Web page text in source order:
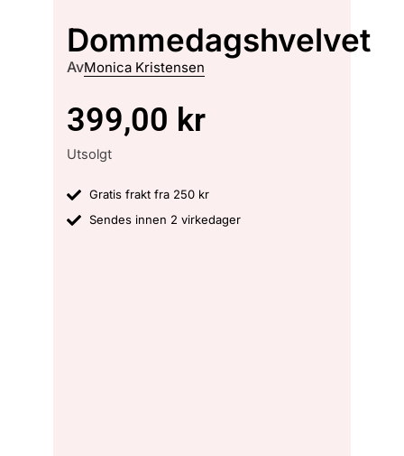
Dommedagshvelvet
AvMonica Kristensen
399,00 kr
Utsolgt
Gratis frakt fra 250 kr
Sendes innen 2 virkedager